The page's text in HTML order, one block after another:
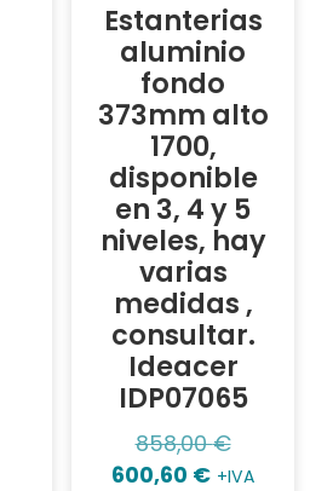
Estanterias
aluminio
fondo
373mm alto
1700,
disponible
en 3, 4 y 5
niveles, hay
varias
medidas ,
consultar.
Ideacer
IDP07065
858,00€
600,60 € +IVA